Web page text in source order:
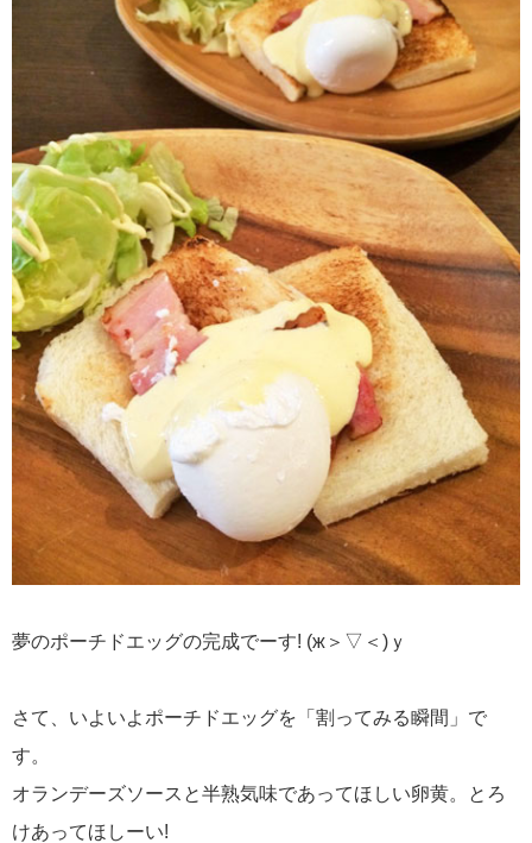
夢のポーチドエッグの完成でーす! (ж＞▽＜)ｙ
さて、いよいよポーチドエッグを「割ってみる瞬間」で
す。
オランデーズソースと半熟気味であってほしい卵黄。とろ
けあってほしーい!